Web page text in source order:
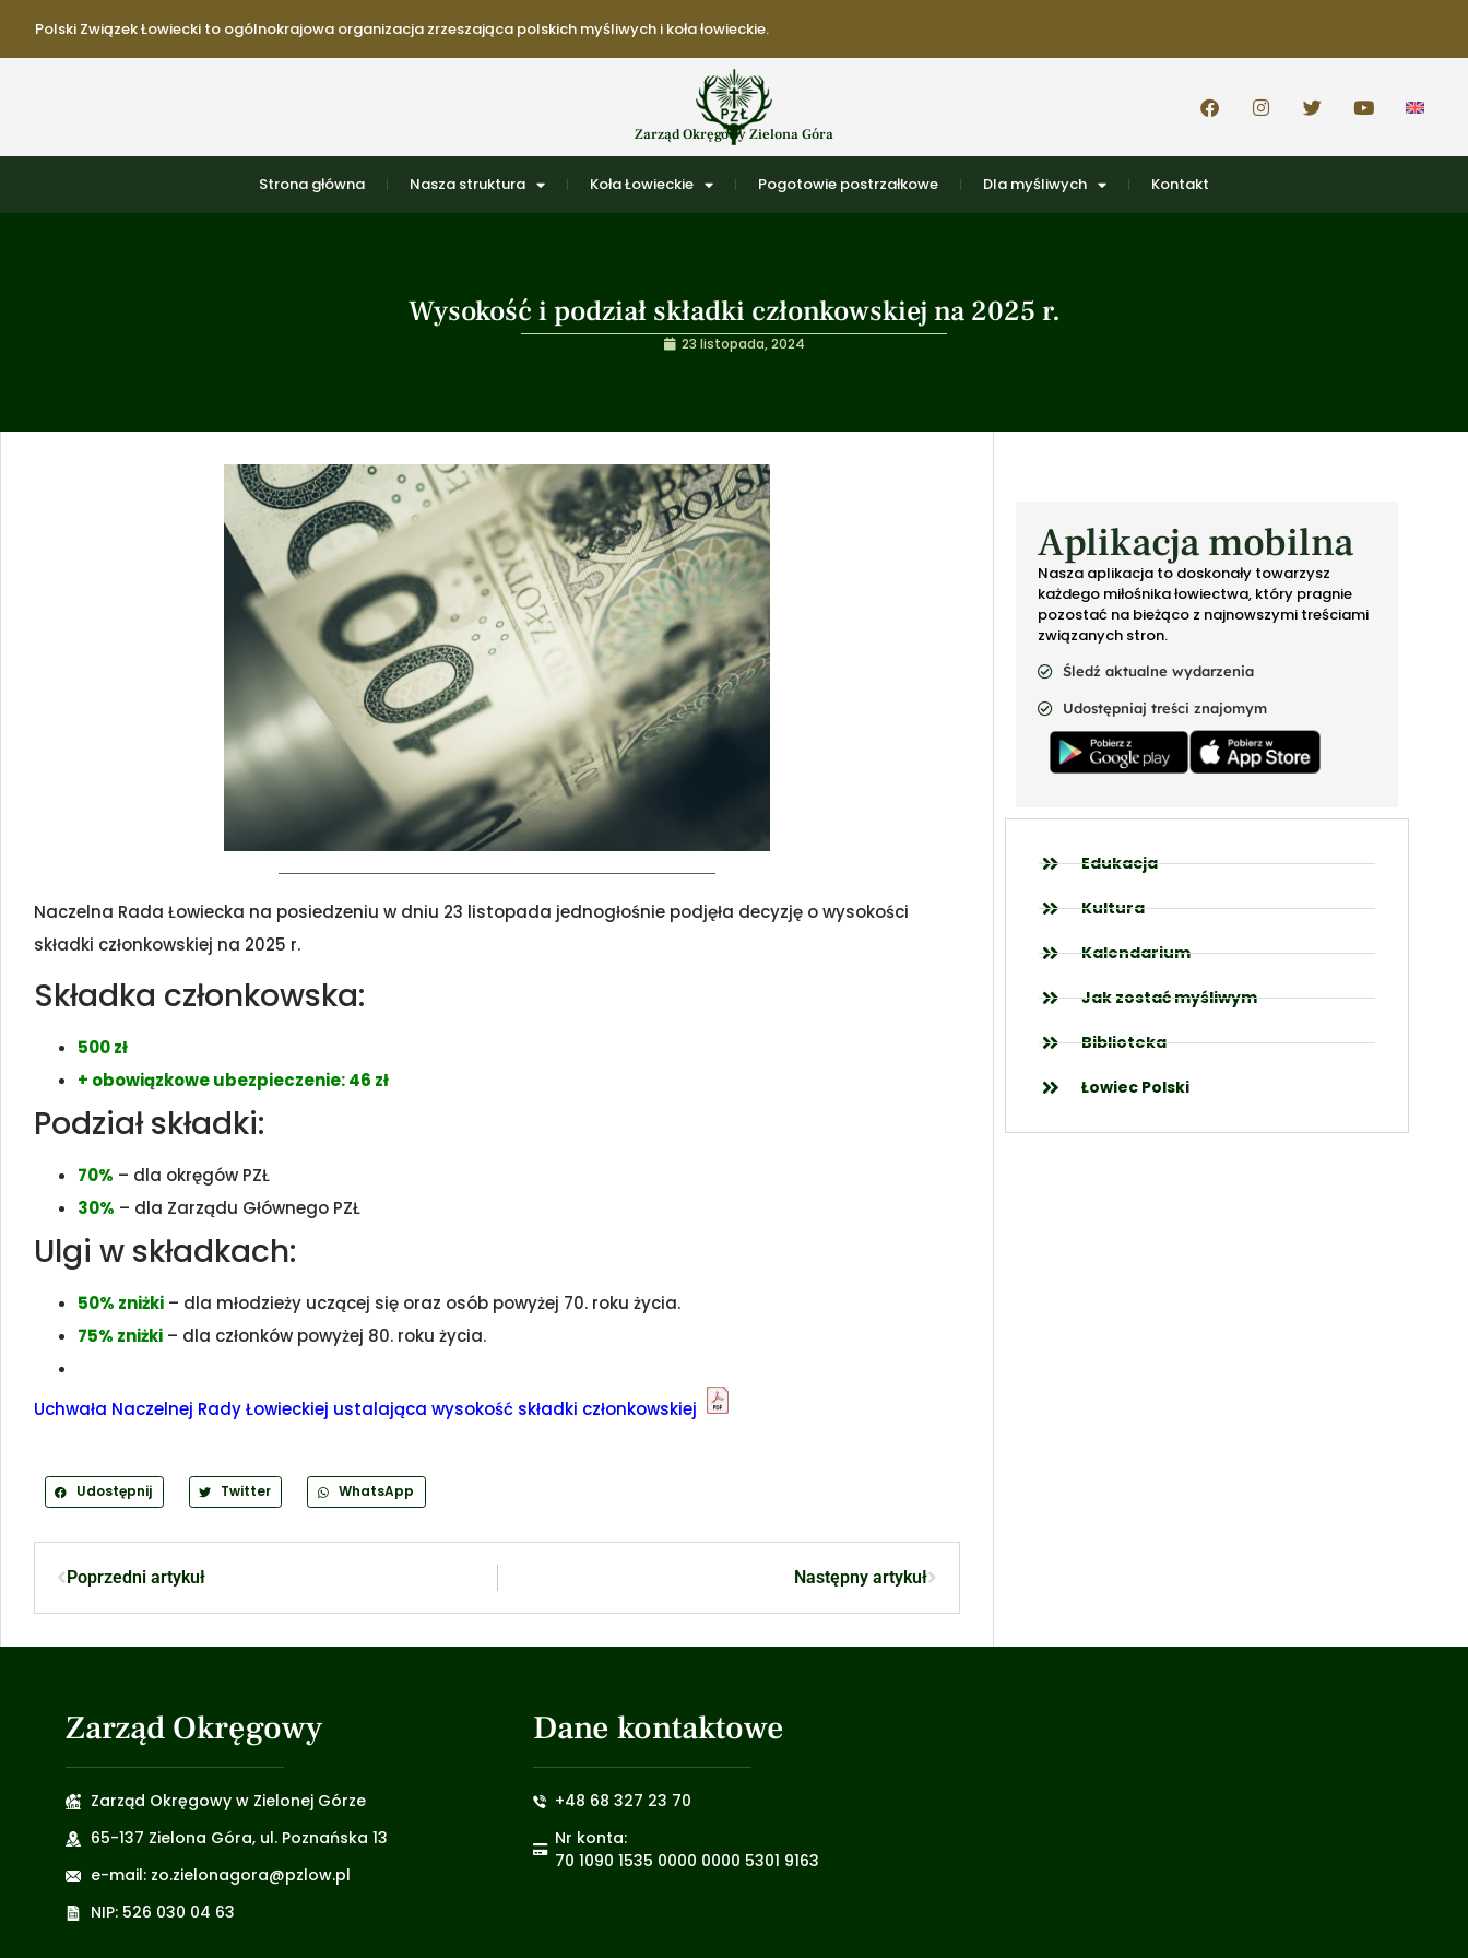
Polski Związek Łowiecki to ogólnokrajowa organizacja zrzeszająca polskich myśliwych i koła łowieckie.
Zarząd Okręgowy Zielona Góra
Strona główna Nasza struktura Koła Łowieckie Pogotowie postrzałkowe Dla myśliwych Kontakt
Wysokość i podział składki członkowskiej na 2025 r.
23 listopada, 2024
Naczelna Rada Łowiecka na posiedzeniu w dniu 23 listopada jednogłośnie podjęła decyzję o wysokości
składki członkowskiej na 2025 r.
Składka członkowska:
500 zł
+ obowiązkowe ubezpieczenie: 46 zł
Podział składki:
70% – dla okręgów PZŁ
30% – dla Zarządu Głównego PZŁ
Ulgi w składkach:
50% zniżki – dla młodzieży uczącej się oraz osób powyżej 70. roku życia.
75% zniżki – dla członków powyżej 80. roku życia.
Uchwała Naczelnej Rady Łowieckiej ustalająca wysokość składki członkowskiej
Udostępnij Twitter WhatsApp
Poprzedni artykuł Następny artykuł
Aplikacja mobilna
Nasza aplikacja to doskonały towarzysz
każdego miłośnika łowiectwa, który pragnie
pozostać na bieżąco z najnowszymi treściami
związanych stron.
Śledź aktualne wydarzenia
Udostępniaj treści znajomym
Edukacja
Kultura
Kalendarium
Jak zostać myśliwym
Biblioteka
Łowiec Polski
Zarząd Okręgowy
Zarząd Okręgowy w Zielonej Górze
65-137 Zielona Góra, ul. Poznańska 13
e-mail: zo.zielonagora@pzlow.pl
NIP: 526 030 04 63
Dane kontaktowe
+48 68 327 23 70
Nr konta:
70 1090 1535 0000 0000 5301 9163